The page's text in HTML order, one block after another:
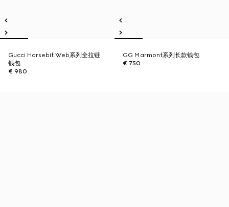
Gucci Horsebit Web系列全拉链
钱包
€ 980
GG Marmont系列长款钱包
€ 750